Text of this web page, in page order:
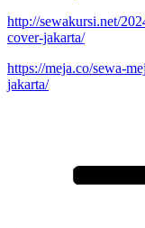
http://sewakursi.net/
cover-jakarta/
https://meja.co/sewa-
jakarta/